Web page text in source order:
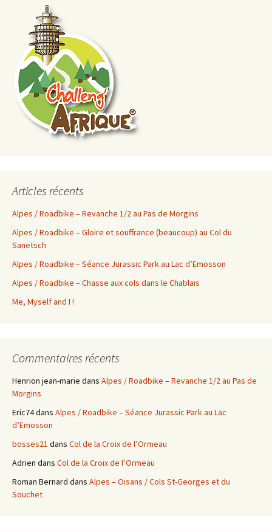
Articles récents
Alpes / Roadbike – Revanche 1/2 au Pas de Morgins
Alpes / Roadbike – Gloire et souffrance (beaucoup) au Col du
Sanetsch
Alpes / Roadbike – Séance Jurassic Park au Lac d’Emosson
Alpes / Roadbike – Chasse aux cols dans le Chablais
Me, Myself and I !
Commentaires récents
Henrion jean-marie dans Alpes / Roadbike – Revanche 1/2 au Pas de
Morgins
Eric74dans Alpes / Roadbike – Séance Jurassic Park au Lac
d’Emosson
bosses21 dans Col de la Croix de l’Ormeau
Adrien dans Col de la Croix de l’Ormeau
Roman Bernard dans Alpes – Oisans / Cols St-Georges et du
Souchet